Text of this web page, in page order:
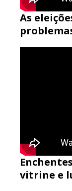
As
vitrine e